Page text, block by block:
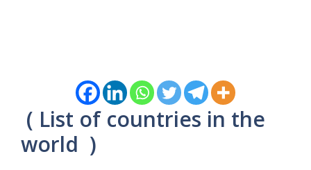
( List of countries in the
world )